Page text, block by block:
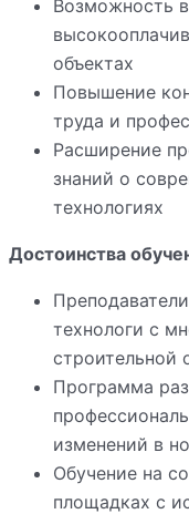
Возможность
объектах
Повышение
труда и
Расширение
знаний о
технологиях
Достоинства
технологи с
строительной
Программа
изменений в
Обучение на
площадках с